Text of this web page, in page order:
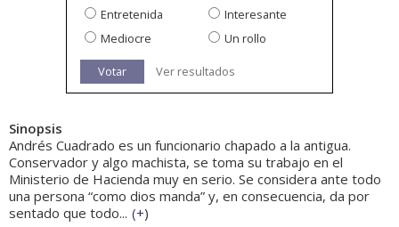
Entretenida
Interesante
Mediocre
Un rollo
Votar Ver resultados
Sinopsis
Andrés Cuadrado es un funcionario chapado a la antigua.
Conservador y algo machista, se toma su trabajo en el
Ministerio de Hacienda muy en serio. Se considera ante todo
una persona “como dios manda” y, en consecuencia, da por
sentado que todo... (+)